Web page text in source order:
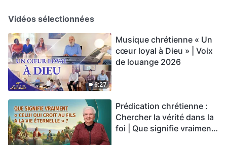
Vidéos sélectionnées
6:27
Musique chrétienne « Un
cœur loyal à Dieu » | Voix
de louange 2026
Prédication chrétienne :
Chercher la vérité dans la
foi | Que signifie vraiment